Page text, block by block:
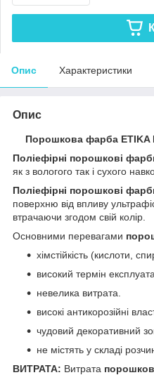
Опис Характеристики
Опис
Порошкова фарба ETIKA
Поліефірні порошкові
як з вологого так і сухого
Поліефірні порошкові
поверхню від впливу
втрачаючи згодом свій колір.
Основними перевагами
хімстійкість (кислоти,
високий термін
невелика витрата.
високі антикорозійні
чудовий декоративний
не містять у складі
ВИТРАТА: Витрата